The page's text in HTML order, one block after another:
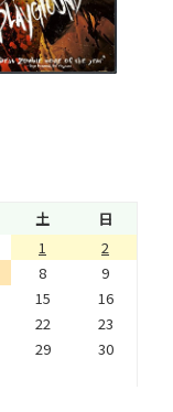
土
日
1
2
8
9
15
16
22
23
29
30